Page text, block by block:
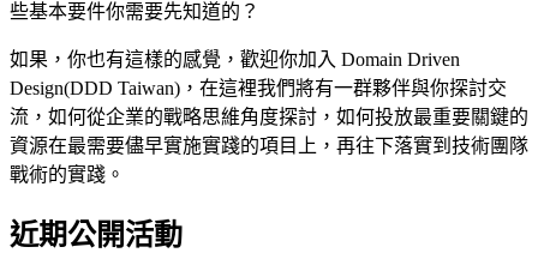
些基本要件你需要先知道的？
如果，你也有這樣的感覺，歡迎你加入 Domain Driven
Design(DDD Taiwan)，在這裡我們將有一群夥伴與你探討交
流，如何從企業的戰略思維角度探討，如何投放最重要關鍵的
資源在最需要儘早實施實踐的項目上，再往下落實到技術團隊
戰術的實踐。
近期公開活動